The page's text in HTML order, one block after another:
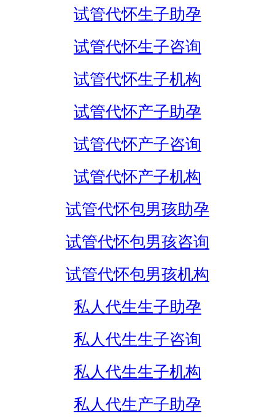
试管代怀生子助孕
试管代怀生子咨询
试管代怀生子机构
试管代怀产子助孕
试管代怀产子咨询
试管代怀产子机构
试管代怀包男孩助孕
试管代怀包男孩咨询
试管代怀包男孩机构
私人代生生子助孕
私人代生生子咨询
私人代生生子机构
私人代生产子助孕